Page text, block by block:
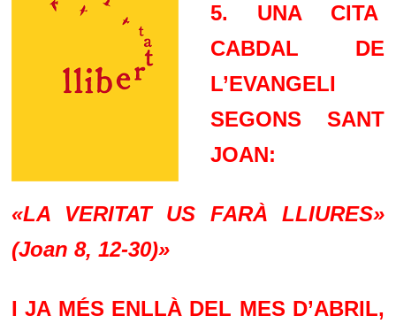
5. UNA CITA
CABDAL DE
L’EVANGELI
SEGONS SANT
JOAN:
«LA VERITAT US FARÀ LLIURES»
(Joan 8, 12-30)»
I JA MÉS ENLLÀ DEL MES D’ABRIL,